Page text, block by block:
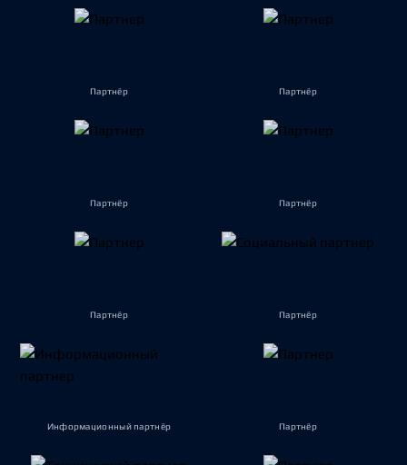
Партнёр Партнёр
Партнёр Партнёр
Партнёр Партнёр
Информационный партнёр Партнёр